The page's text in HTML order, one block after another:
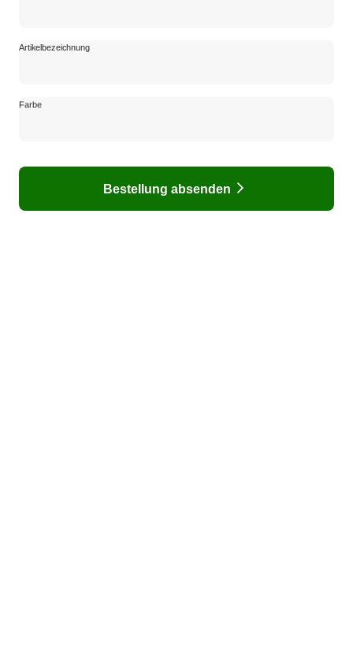
Artikelbezeichnung
Artikelbezeichnung
Farbe
Farbe
Bestellung absenden